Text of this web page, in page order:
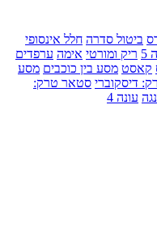
ביטול סדרה חלל אינסופי
5 ריק ומורטי אימה ערפדים
קאסט מסע בין כוכבים מסע
דיסקוברי סטאר טרק:
עונה 4